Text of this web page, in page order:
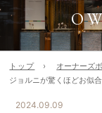
トップ オーナーズ
ジョルニが驚くほどお似
2024.09.09